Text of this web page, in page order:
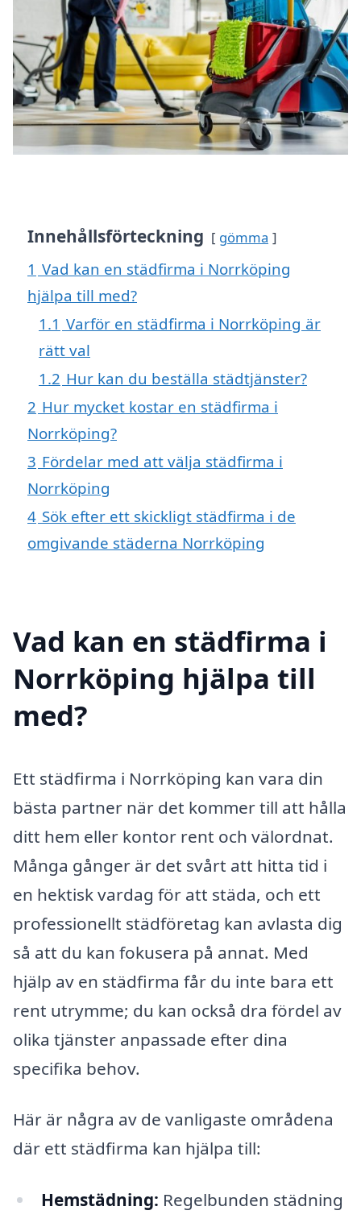
Innehållsförteckning gömma
1 Vad kan en städfirma i Norrköping
hjälpa till med?
1.1 Varför en städfirma i Norrköping är
rätt val
1.2 Hur kan du beställa städtjänster?
2 Hur mycket kostar en städfirma i
Norrköping?
3 Fördelar med att välja städfirma i
Norrköping
4 Sök efter ett skickligt städfirma i de
omgivande städerna Norrköping
Vad kan en städfirma i
Norrköping hjälpa till
med?
Ett städfirma i Norrköping kan vara din
bästa partner när det kommer till att hålla
ditt hem eller kontor rent och välordnat.
Många gånger är det svårt att hitta tid i
en hektisk vardag för att städa, och ett
professionellt städföretag kan avlasta dig
så att du kan fokusera på annat. Med
hjälp av en städfirma får du inte bara ett
rent utrymme; du kan också dra fördel av
olika tjänster anpassade efter dina
specifika behov.
Här är några av de vanligaste områdena
där ett städfirma kan hjälpa till:
Hemstädning: Regelbunden städning